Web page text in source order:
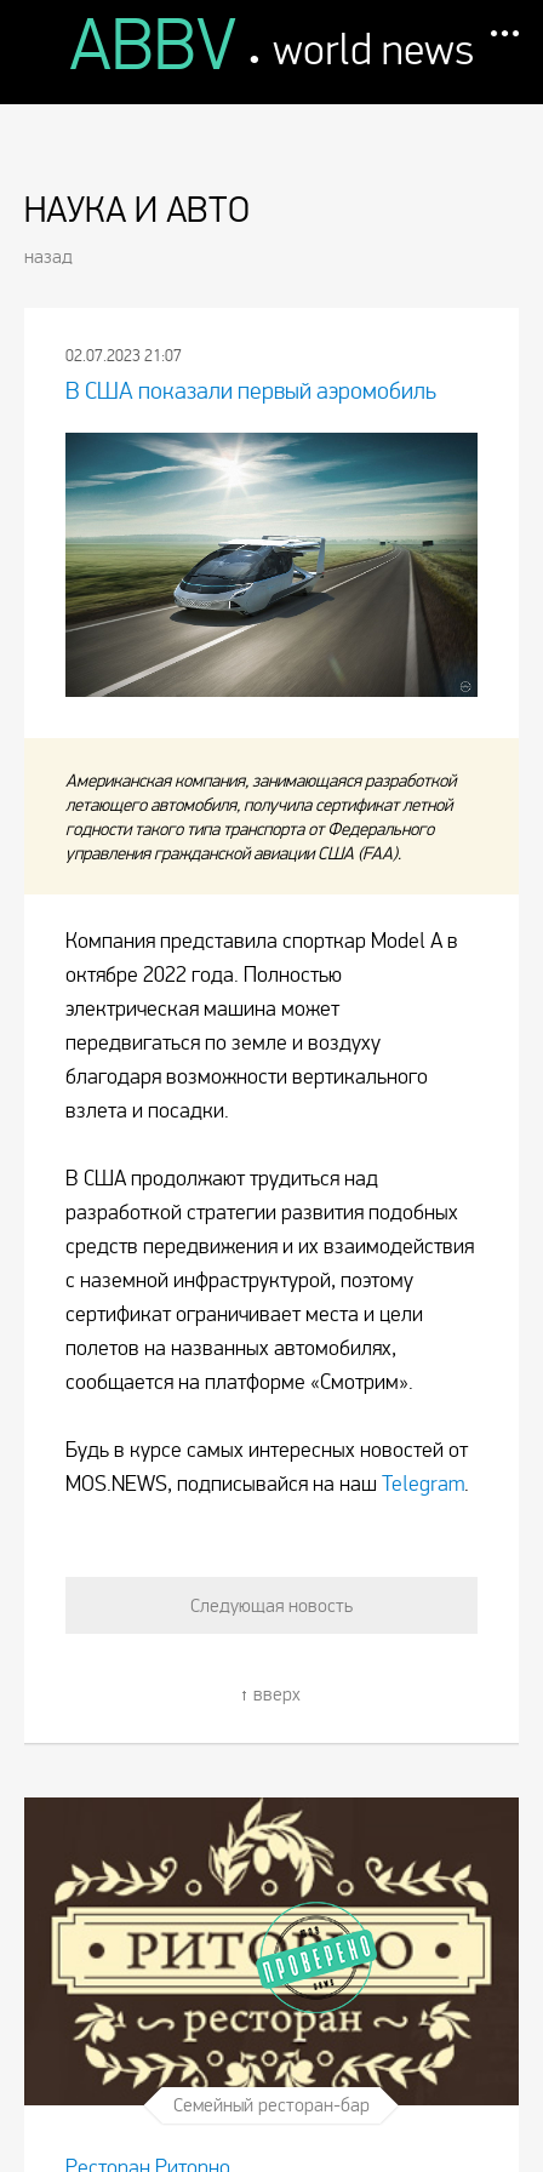
ABBV . world news
НАУКА И АВТО
назад
02.07.2023 21:07
В США показали первый аэромобиль
Американская компания, занимающаяся разработкой
летающего автомобиля, получила сертификат летной
годности такого типа транспорта от Федерального
управления гражданской авиации США (FAA).
Компания представила спорткар Model A в
октябре 2022 года. Полностью
электрическая машина может
передвигаться по земле и воздуху
благодаря возможности вертикального
взлета и посадки.
В США продолжают трудиться над
разработкой стратегии развития подобных
средств передвижения и их взаимодействия
с наземной инфраструктурой, поэтому
сертификат ограничивает места и цели
полетов на названных автомобилях,
сообщается на платформе «Смотрим».
Будь в курсе самых интересных новостей от
MOS.NEWS, подписывайся на наш Telegram.
Следующая новость
вверх
Семейный ресторан-бар